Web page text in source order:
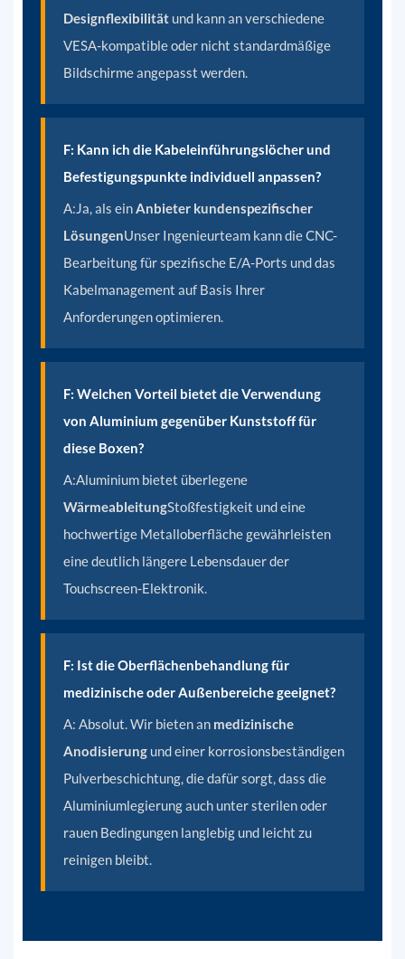
Designflexibilitätund kann an verschiedene
VESA-kompatible oder nicht standardmäßige
Bildschirme angepasst werden.
F: Kann ich die Kabeleinführungslöcher und
Befestigungspunkte individuell anpassen?
A: Ja, als ein Anbieter kundenspezifischer
LösungenUnser Ingenieurteam kann die CNC-
Bearbeitung für spezifische E/A-Ports und das
Kabelmanagement auf Basis Ihrer
Anforderungen optimieren.
F: Welchen Vorteil bietet die Verwendung
von Aluminium gegenüber Kunststoff für
diese Boxen?
A:Aluminium bietet überlegene
WärmeableitungStoßfestigkeit und eine
hochwertige Metalloberfläche gewährleisten
eine deutlich längere Lebensdauer der
Touchscreen-Elektronik.
F: Ist die Oberflächenbehandlung für
medizinische oder Außenbereiche geeignet?
A: Absolut. Wir bieten an medizinische
Anodisierungund einer korrosionsbeständigen
Pulverbeschichtung, die dafür sorgt, dass die
Aluminiumlegierung auch unter sterilen oder
rauen Bedingungen langlebig und leicht zu
reinigen bleibt.